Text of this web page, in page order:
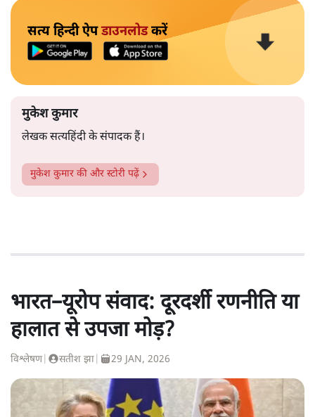
सत्य हिन्दी ऐपडाउनलोडकरें
मुकेश कुमार
लेखक सत्यहिंदी के संपादक हैं।
मुकेश कुमार की और स्टोरी पढ़ें
भारत–यूरोप संवाद: दूरदर्शी रणनीति या
हालात से उपजा मोड़?
विश्लेषण| सतीश झा 29 JAN, 2026